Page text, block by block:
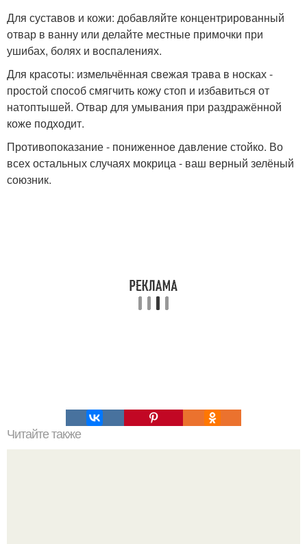
Для суставов и кожи: добавляйте концентрированный
отвар в ванну или делайте местные примочки при
ушибах, болях и воспалениях.
Для красоты: измельчённая свежая трава в носках -
простой способ смягчить кожу стоп и избавиться от
натоптышей. Отвар для умывания при раздражённой
коже подходит.
Противопоказание - пониженное давление стойко. Во
всех остальных случаях мокрица - ваш верный зелёный
союзник.
Читайте также